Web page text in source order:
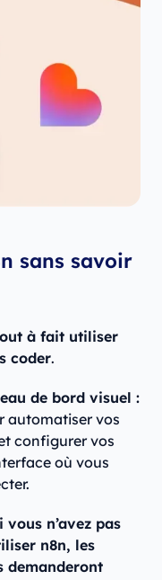
sans savoir
à fait utiliser
coder.
de bord visuel :
automatiser vos
configurer vos
où vous
vous n’avez pas
n8n, les
demanderont